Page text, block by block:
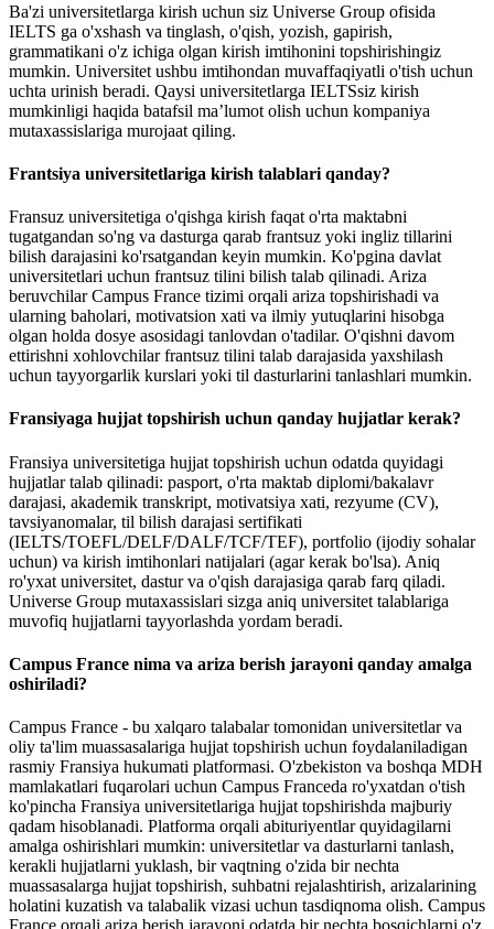
Ba'zi universitetlarga kirish uchun siz Universe Group ofisida
IELTS ga o'xshash va tinglash, o'qish, yozish, gapirish,
grammatikani o'z ichiga olgan kirish imtihonini topshirishingiz
mumkin. Universitet ushbu imtihondan muvaffaqiyatli o'tish uchun
uchta urinish beradi. Qaysi universitetlarga IELTSsiz kirish
mumkinligi haqida batafsil ma’lumot olish uchun kompaniya
mutaxassislariga murojaat qiling.
Frantsiya universitetlariga kirish talablari qanday?
Fransuz universitetiga o'qishga kirish faqat o'rta maktabni
tugatgandan so'ng va dasturga qarab frantsuz yoki ingliz tillarini
bilish darajasini ko'rsatgandan keyin mumkin. Ko'pgina davlat
universitetlari uchun frantsuz tilini bilish talab qilinadi. Ariza
beruvchilar Campus France tizimi orqali ariza topshirishadi va
ularning baholari, motivatsion xati va ilmiy yutuqlarini hisobga
olgan holda dosye asosidagi tanlovdan o'tadilar. O'qishni davom
ettirishni xohlovchilar frantsuz tilini talab darajasida yaxshilash
uchun tayyorgarlik kurslari yoki til dasturlarini tanlashlari mumkin.
Fransiyaga hujjat topshirish uchun qanday hujjatlar kerak?
Fransiya universitetiga hujjat topshirish uchun odatda quyidagi
hujjatlar talab qilinadi: pasport, o'rta maktab diplomi/bakalavr
darajasi, akademik transkript, motivatsiya xati, rezyume (CV),
tavsiyanomalar, til bilish darajasi sertifikati
(IELTS/TOEFL/DELF/DALF/TCF/TEF), portfolio (ijodiy sohalar
uchun) va kirish imtihonlari natijalari (agar kerak bo'lsa). Aniq
ro'yxat universitet, dastur va o'qish darajasiga qarab farq qiladi.
Universe Group mutaxassislari sizga aniq universitet talablariga
muvofiq hujjatlarni tayyorlashda yordam beradi.
Campus France nima va ariza berish jarayoni qanday amalga
oshiriladi?
Campus France - bu xalqaro talabalar tomonidan universitetlar va
oliy ta'lim muassasalariga hujjat topshirish uchun foydalaniladigan
rasmiy Fransiya hukumati platformasi. O'zbekiston va boshqa MDH
mamlakatlari fuqarolari uchun Campus Franceda ro'yxatdan o'tish
ko'pincha Fransiya universitetlariga hujjat topshirishda majburiy
qadam hisoblanadi. Platforma orqali abituriyentlar quyidagilarni
amalga oshirishlari mumkin: universitetlar va dasturlarni tanlash,
kerakli hujjatlarni yuklash, bir vaqtning o'zida bir nechta
muassasalarga hujjat topshirish, suhbatni rejalashtirish, arizalarining
holatini kuzatish va talabalik vizasi uchun tasdiqnoma olish. Campus